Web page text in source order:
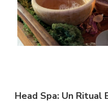
Head Spa: Un Ritual